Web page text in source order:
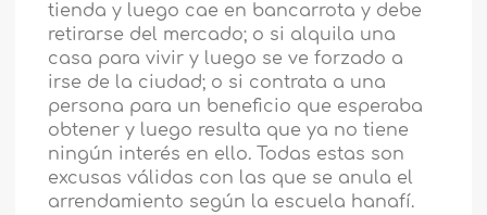
tienda y luego cae en bancarrota y debe
retirarse del mercado; o si alquila una
casa para vivir y luego se ve forzado a
irse de la ciudad; o si contrata a una
persona para un beneficio que esperaba
obtener y luego resulta que ya no tiene
ningún interés en ello. Todas estas son
excusas válidas con las que se anula el
arrendamiento según la escuela hanafí.